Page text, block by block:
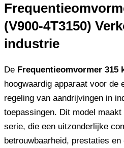
(V900-4T3150)
industrie
De Frequentieomvormer 315
hoogwaardig apparaat voor de
regeling van aandrijvingen in
toepassingen. Dit model
serie, die een uitzonderlijke
betrouwbaarheid, prestaties